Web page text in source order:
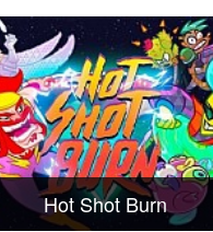
Hot Shot Burn